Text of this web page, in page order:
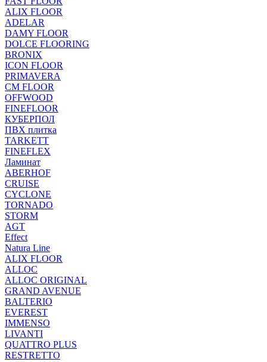
ALIX FLOOR
ADELAR
DAMY FLOOR
DOLCE FLOORING
BRONIX
ICON FLOOR
PRIMAVERA
CM FLOOR
OFFWOOD
FINEFLOOR
КУБЕРПОЛ
ПВХ плитка
TARKETT
FINEFLEX
Ламинат
ABERHOF
CRUISE
CYCLONE
TORNADO
STORM
AGT
Effect
Natura Line
ALIX FLOOR
ALLOC
ALLOC ORIGINAL
GRAND AVENUE
BALTERIO
EVEREST
IMMENSO
LIVANTI
QUATTRO PLUS
RESTRETTO